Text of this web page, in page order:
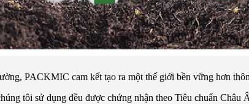
PACKMIC cam kết tạo ra một thế giới bền vững hơn
tôi sử dụng đều được chứng nhận theo Tiêu chuẩn